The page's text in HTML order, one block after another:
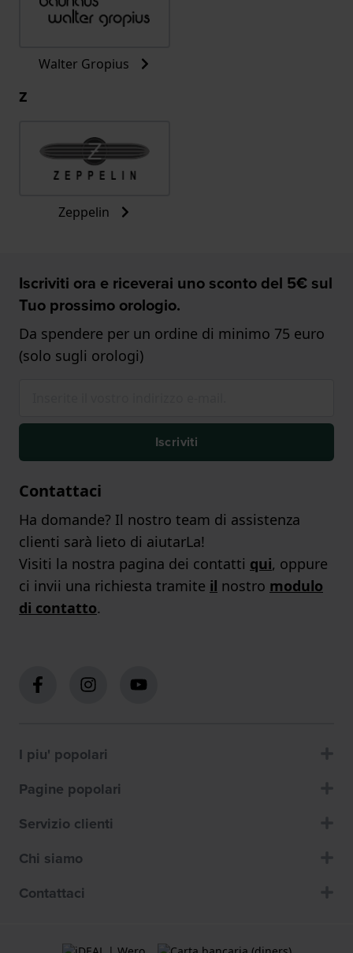
Walter Gropius
Z
Zeppelin
Iscriviti ora e riceverai uno sconto del 5€ sul
Tuo prossimo orologio.
Da spendere per un ordine di minimo 75 euro
(solo sugli orologi)
Iscriviti
Contattaci
Ha domande? Il nostro team di assistenza
clienti sarà lieto di aiutarLa!
Visiti la nostra pagina dei contatti qui, oppure
ci invii una richiesta tramite il nostro modulo
di contatto.
I piu' popolari
Pagine popolari
Servizio clienti
Chi siamo
Contattaci